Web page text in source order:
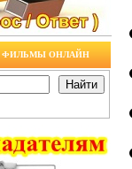
ФИЛЬМЫ ОНЛАЙН